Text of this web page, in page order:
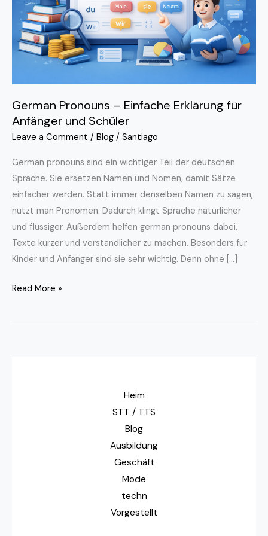
German Pronouns – Einfache Erklärung für
Anfänger und Schüler
Leave a Comment / Blog / Santiago
German pronouns sind ein wichtiger Teil der deutschen
Sprache. Sie ersetzen Namen und Nomen, damit Sätze
einfacher werden. Statt immer denselben Namen zu sagen,
nutzt man Pronomen. Dadurch klingt Sprache natürlicher
und flüssiger. Außerdem helfen german pronouns dabei,
Texte kürzer und verständlicher zu machen. Besonders für
Kinder und Anfänger sind sie sehr wichtig. Denn ohne […]
Anfänger
und
Schüler
Read More »
Heim
STT / TTS
Blog
Ausbildung
Geschäft
Mode
techn
Vorgestellt